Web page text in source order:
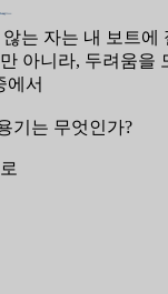
는 자는 내 보트
아니라, 두려움을
에서
기는 무엇인가?